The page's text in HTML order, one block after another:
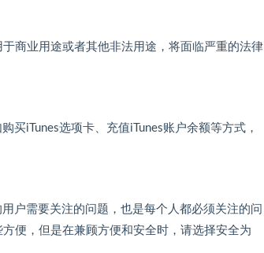
商业用途或者其他非法用途，将面临严重的法律
买iTunes选项卡、充值iTunes账户余额等方式，
户需要关注的问题，也是每个人都必须关注的问
便，但是在兼顾方便和安全时，请选择安全为